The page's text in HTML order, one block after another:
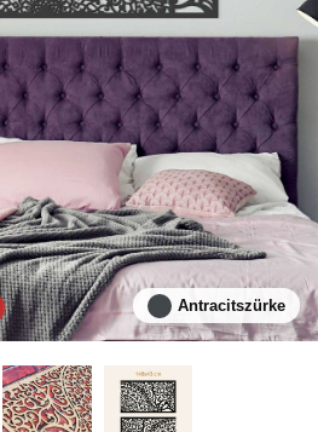
Antracitszürke